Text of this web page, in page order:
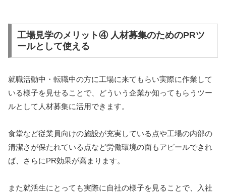
工場見学のメリット④ 人材募集のためのPRツ
ールとして使える
就職活動中・転職中の方に工場に来てもらい実際に作業して
いる様子を見せることで、どういう企業か知ってもらうツー
ルとして人材募集に活用できます。
食堂など従業員向けの施設が充実している点や工場の内部の
清潔さが保たれている点など労働環境の面もアピールできれ
ば、さらにPR効果が高まります。
また就活生にとっても実際に自社の様子を見ることで、入社